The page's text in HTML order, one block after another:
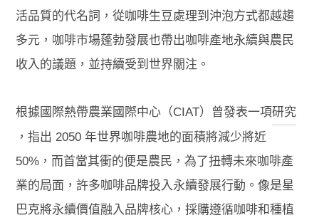
活品質的代名詞，從咖啡生豆處理到沖泡方式都越趨
多元，咖啡市場蓬勃發展也帶出咖啡產地永續與農民
收入的議題，並持續受到世界關注。
根據國際熱帶農業國際中心（CIAT）曾發表一項研究
，指出 2050 年世界咖啡農地的面積將減少將近
50%，而首當其衝的便是農民，為了扭轉未來咖啡產
業的局面，許多咖啡品牌投入永續發展行動。像是星
巴克將永續價值融入品牌核心，採購遵循咖啡和種植